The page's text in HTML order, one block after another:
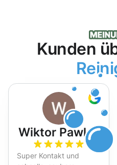
Kunden
Wiktor Pawlak
Super Kontakt und